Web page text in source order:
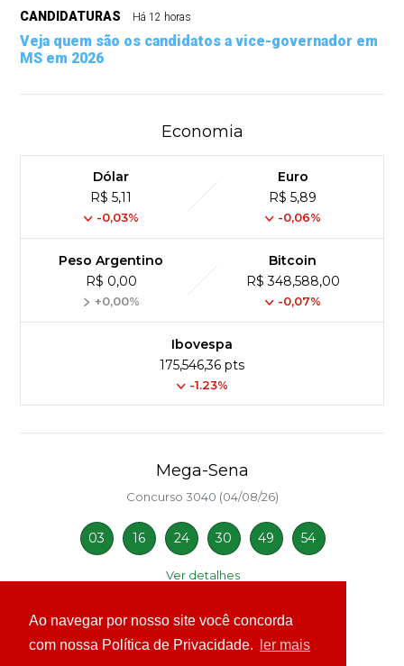
Ao navegar por nosso site você concorda
com nossa Política de Privacidade.
ler mais
CANDIDATURAS Há 12 horas
Veja quem são os candidatos a vice-governador em
MS em 2026
Economia
Dólar
R$ 5,11
-0,03%
Euro
R$ 5,89
-0,06%
Peso Argentino
R$ 0,00
+0,00%
Bitcoin
R$ 348,588,00
-0,07%
Ibovespa
175,546,36 pts
-1.23%
Mega-Sena
Concurso 3040 (04/08/26)
03 16 24 30 49 54
Ver detalhes